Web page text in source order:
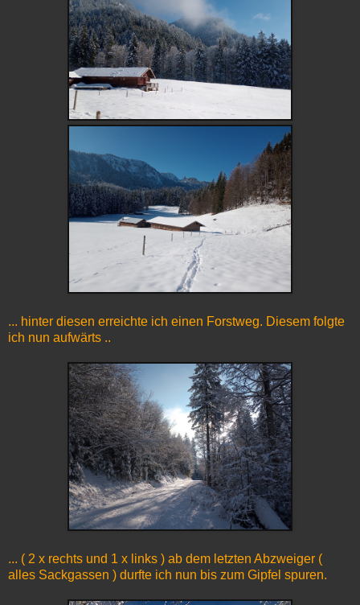
... hinter diesen erreichte ich einen Forstweg. Diesem folgte
ich nun aufwärts ..
... ( 2 x rechts und 1 x links ) ab dem letzten Abzweiger (
alles Sackgassen ) durfte ich nun bis zum Gipfel spuren.